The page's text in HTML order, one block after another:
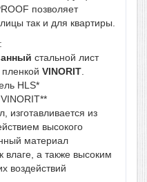
позволяет
так и для квартиры.
стальной лист
VINORIT
HLS*
изготавливается из
высокого
материал
влаге, а также высоким
воздействий